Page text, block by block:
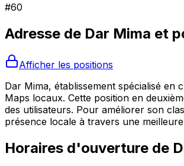
#60
Adresse de Dar Mima et
Afficher les positions
Dar Mima, établissement spécialisé en
Maps locaux. Cette position en
des utilisateurs. Pour améliorer son
présence locale à travers une
Horaires d'ouverture de